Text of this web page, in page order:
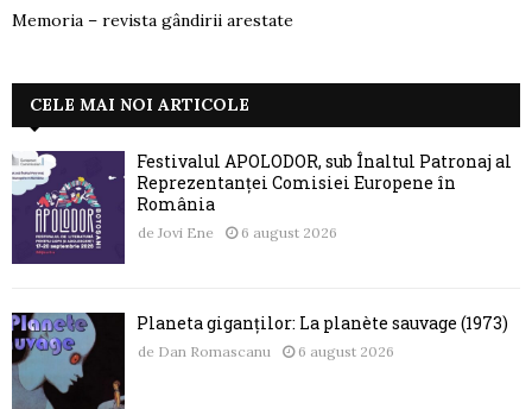
Memoria – revista gândirii arestate
CELE MAI NOI ARTICOLE
Festivalul APOLODOR, sub Înaltul Patronaj al
Reprezentanței Comisiei Europene în
România
de Jovi Ene 6 august 2026
Planeta giganților: La planète sauvage (1973)
de Dan Romascanu 6 august 2026